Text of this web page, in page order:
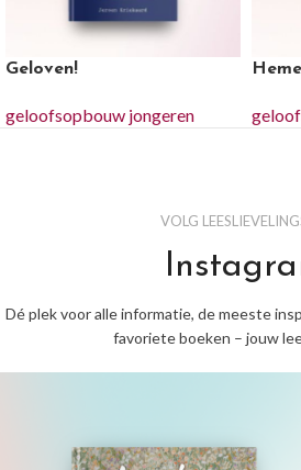
Geloven!
geloofsopbouw jongeren
VOLG
Dé plek voor alle informatie, de meeste
favoriete boeken – jouw